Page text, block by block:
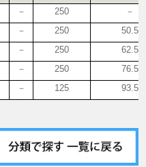
－ 250
－
－ 250
50.5
－ 250
62.5
－ 250
76.5
－ 125 93.5